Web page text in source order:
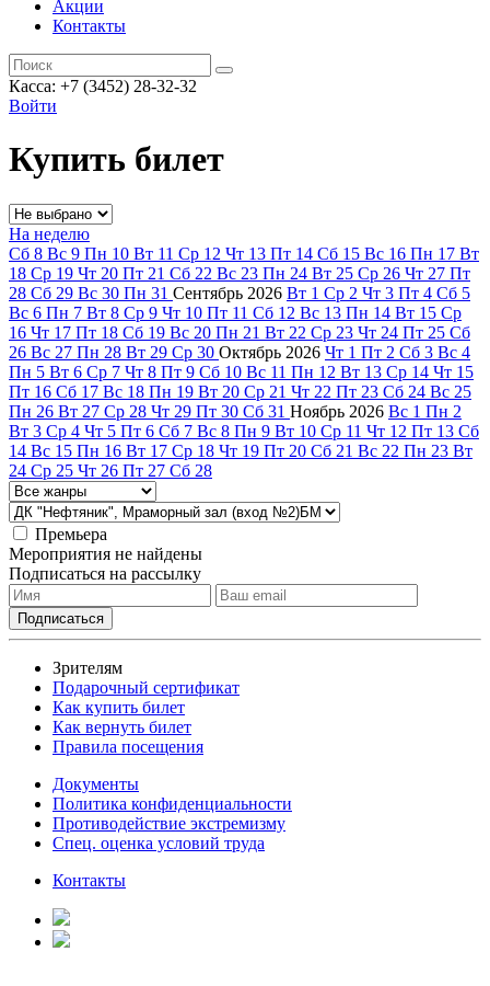
Акции
Контакты
Касса: +7 (3452) 28-32-32
Войти
Купить билет
На неделю
Сб 8 Вс 9 Пн 10 Вт 11 Ср 12 Чт 13 Пт 14 Сб 15 Вс 16 Пн 17 Вт
18 Ср 19 Чт 20 Пт 21 Сб 22 Вс 23 Пн 24 Вт 25 Ср 26 Чт 27 Пт
28 Сб 29 Вс 30 Пн 31 Сентябрь 2026 Вт 1 Ср 2 Чт 3 Пт 4 Сб 5
Вс 6 Пн 7 Вт 8 Ср 9 Чт 10 Пт 11 Сб 12 Вс 13 Пн 14 Вт 15 Ср
16 Чт 17 Пт 18 Сб 19 Вс 20 Пн 21 Вт 22 Ср 23 Чт 24 Пт 25 Сб
26 Вс 27 Пн 28 Вт 29 Ср 30 Октябрь 2026 Чт 1 Пт 2 Сб 3 Вс 4
Пн 5 Вт 6 Ср 7 Чт 8 Пт 9 Сб 10 Вс 11 Пн 12 Вт 13 Ср 14 Чт 15
Пт 16 Сб 17 Вс 18 Пн 19 Вт 20 Ср 21 Чт 22 Пт 23 Сб 24 Вс 25
Пн 26 Вт 27 Ср 28 Чт 29 Пт 30 Сб 31 Ноябрь 2026 Вс 1 Пн 2
Вт 3 Ср 4 Чт 5 Пт 6 Сб 7 Вс 8 Пн 9 Вт 10 Ср 11 Чт 12 Пт 13 Сб
14 Вс 15 Пн 16 Вт 17 Ср 18 Чт 19 Пт 20 Сб 21 Вс 22 Пн 23 Вт
24 Ср 25 Чт 26 Пт 27 Сб 28
Премьера
Мероприятия не найдены
Подписаться на рассылку
Зрителям
Подарочный сертификат
Как купить билет
Как вернуть билет
Правила посещения
Документы
Политика конфиденциальности
Противодействие экстремизму
Спец. оценка условий труда
Контакты